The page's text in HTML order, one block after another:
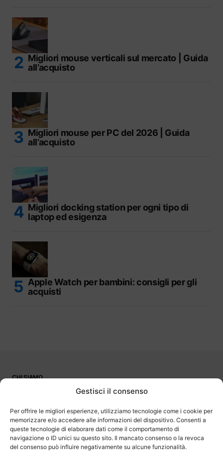
Gestisci il consenso
Per offrire le migliori esperienze, utilizziamo tecnologie come i cookie per
memorizzare e/o accedere alle informazioni del dispositivo. Consenti a
queste tecnologie di elaborare dati come il comportamento di
navigazione o ID unici su questo sito. Il mancato consenso o la revoca
del consenso può influire negativamente su alcune funzionalità.
Migliori mouse verticali sul mercato | Guida
all’acquisto
Migliori mouse per PC del 2026 | Guida
all’acquisto
Migliori docking station per ogni tipo di
laptop ed esigenza
Apple Watch per bambini: consigli per gli
acquisti
CHI SIAMO
OutOfBit